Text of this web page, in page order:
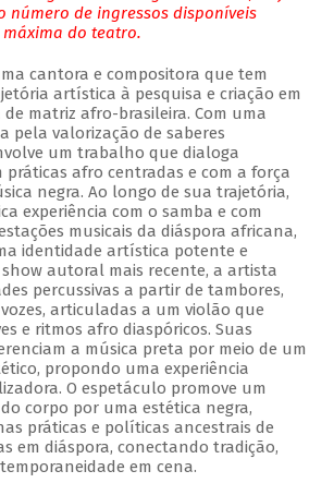
número de ingressos disponíveis
do teatro.
cantora e compositora que tem
artística à pesquisa e criação em
matriz afro-brasileira. Com uma
pela valorização de saberes
um trabalho que dialoga
práticas afro centradas e com a força
negra. Ao longo de sua trajetória,
experiência com o samba e com
musicais da diáspora africana,
identidade artística potente e
show autoral mais recente, a artista
percussivas a partir de tambores,
articuladas a um violão que
e ritmos afro diaspóricos. Suas
a música preta por meio de um
propondo uma experiência
O espetáculo promove um
corpo por uma estética negra,
práticas e políticas ancestrais de
em diáspora, conectando tradição,
em cena.